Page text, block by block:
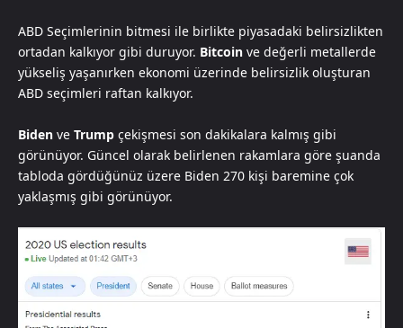
ABD Seçimlerinin bitmesi ile birlikte piyasadaki belirsizlikten
ortadan kalkıyor gibi duruyor. Bitcoin ve değerli metallerde
yükseliş yaşanırken ekonomi üzerinde belirsizlik oluşturan
ABD seçimleri raftan kalkıyor.
Biden ve Trump çekişmesi son dakikalara kalmış gibi
görünüyor. Güncel olarak belirlenen rakamlara göre şuanda
tabloda gördüğünüz üzere Biden 270 kişi baremine çok
yaklaşmış gibi görünüyor.